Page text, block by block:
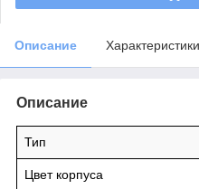
Описание Характеристики
Описание
Тип
Цвет корпуса